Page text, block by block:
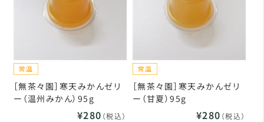
［無茶々園］寒天みかんゼリ
ー（温州みかん）95g
¥280 （税込）
［無茶々園］寒天みかんゼリ
ー（甘夏）95g
¥280 （税込）